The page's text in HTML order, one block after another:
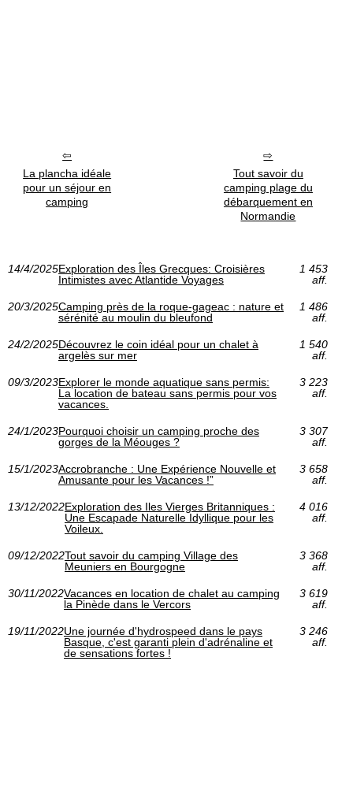
La plancha idéale
pour un séjour en
camping
Tout savoir du
camping plage du
débarquement en
Normandie
14/4/2025Exploration des Îles Grecques: Croisières
Intimistes avec Atlantide Voyages
1 453
aff.
20/3/2025Camping près de la roque-gageac : nature et
sérénité au moulin du bleufond
1 486
aff.
24/2/2025Découvrez le coin idéal pour un chalet à
argelès sur mer
1 540
aff.
09/3/2023Explorer le monde aquatique sans permis:
La location de bateau sans permis pour vos
vacances.
3 223
aff.
24/1/2023Pourquoi choisir un camping proche des
gorges de la Méouges ?
3 307
aff.
15/1/2023Accrobranche : Une Expérience Nouvelle et
Amusante pour les Vacances !”
3 658
aff.
13/12/2022Exploration des Iles Vierges Britanniques :
Une Escapade Naturelle Idyllique pour les
Voileux.
4 016
aff.
09/12/2022Tout savoir du camping Village des
Meuniers en Bourgogne
3 368
aff.
30/11/2022Vacances en location de chalet au camping
la Pinède dans le Vercors
3 619
aff.
19/11/2022Une journée d'hydrospeed dans le pays
Basque, c'est garanti plein d'adrénaline et
de sensations fortes !
3 246
aff.